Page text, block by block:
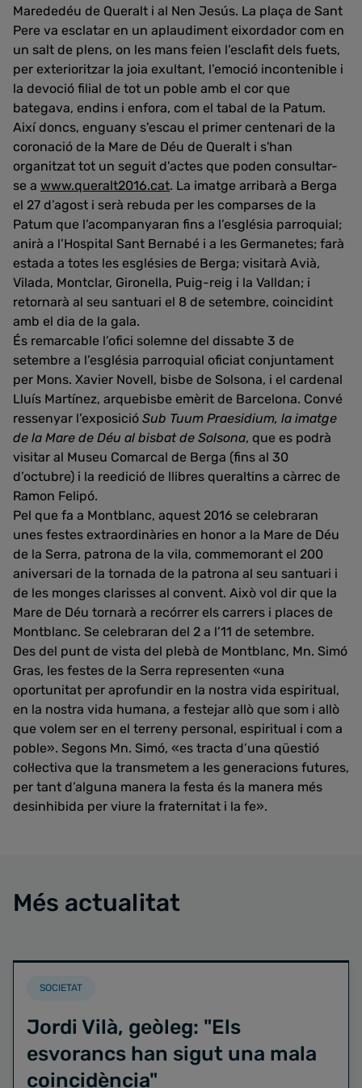
Marededéu de Queralt i al Nen Jesús. La plaça de Sant
Pere va esclatar en un aplaudiment eixordador com en
un salt de plens, on les mans feien l’esclafit dels fuets,
per exterioritzar la joia exultant, l’emoció incontenible i
la devoció filial de tot un poble amb el cor que
bategava, endins i enfora, com el tabal de la Patum.
Així doncs, enguany s'escau el primer centenari de la
coronació de la Mare de Déu de Queralt i s'han
organitzat tot un seguit d'actes que poden consultar-
se a www.queralt2016.cat. La imatge arribarà a Berga
el 27 d’agost i serà rebuda per les comparses de la
Patum que l’acompanyaran fins a l’església parroquial;
anirà a l’Hospital Sant Bernabé i a les Germanetes; farà
estada a totes les esglésies de Berga; visitarà Avià,
Vilada, Montclar, Gironella, Puig-reig i la Valldan; i
retornarà al seu santuari el 8 de setembre, coincidint
amb el dia de la gala.
És remarcable l’ofici solemne del dissabte 3 de
setembre a l’església parroquial oficiat conjuntament
per Mons. Xavier Novell, bisbe de Solsona, i el cardenal
Lluís Martínez, arquebisbe emèrit de Barcelona. Convé
ressenyar l’exposició Sub Tuum Praesidium, la imatge
de la Mare de Déu al bisbat de Solsona, que es podrà
visitar al Museu Comarcal de Berga (fins al 30
d’octubre) i la reedició de llibres queraltins a càrrec de
Ramon Felipó.
Pel que fa a Montblanc, aquest 2016 se celebraran
unes festes extraordinàries en honor a la Mare de Déu
de la Serra, patrona de la vila, commemorant el 200
aniversari de la tornada de la patrona al seu santuari i
de les monges clarisses al convent. Això vol dir que la
Mare de Déu tornarà a recórrer els carrers i places de
Montblanc. Se celebraran del 2 a l’11 de setembre.
Des del punt de vista del plebà de Montblanc, Mn. Simó
Gras, les festes de la Serra representen «una
oportunitat per aprofundir en la nostra vida espiritual,
en la nostra vida humana, a festejar allò que som i allò
que volem ser en el terreny personal, espiritual i com a
poble». Segons Mn. Simó, «es tracta d’una qüestió
col·lectiva que la transmetem a les generacions futures,
per tant d’alguna manera la festa és la manera més
desinhibida per viure la fraternitat i la fe».
Més actualitat
SOCIETAT
Jordi Vilà, geòleg: "Els
esvorancs han sigut una mala
coincidència"